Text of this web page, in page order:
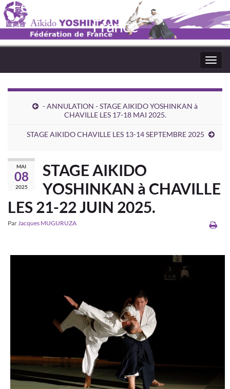
Fédération Aïkido Yoshinkaï de
France
- ANNULATION - STAGE AIKIDO YOSHINKAN à
CHAVILLE LES 17-18 MAI 2025.
STAGE AIKIDO CHAVILLE LES 13-14 SEPTEMBRE 2025
MAI
08
2025
STAGE AIKIDO
YOSHINKAN à CHAVILLE
LES 21-22 JUIN 2025.
ParJacques MUGURUZA